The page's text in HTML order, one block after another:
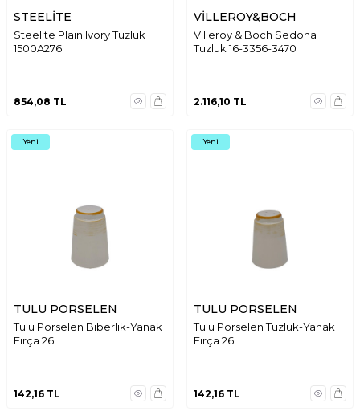
STEELİTE
Steelite Plain Ivory Tuzluk
1500A276
854,08 TL
VİLLEROY&BOCH
Villeroy & Boch Sedona
Tuzluk 16-3356-3470
2.116,10 TL
Yeni
TULU PORSELEN
Tulu Porselen Biberlik-Yanak
Fırça 26
142,16 TL
Yeni
TULU PORSELEN
Tulu Porselen Tuzluk-Yanak
Fırça 26
142,16 TL